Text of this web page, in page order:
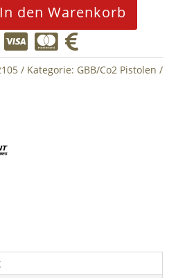
In den Warenkorb
  
Kategorie: GBB/Co2 Pistolen